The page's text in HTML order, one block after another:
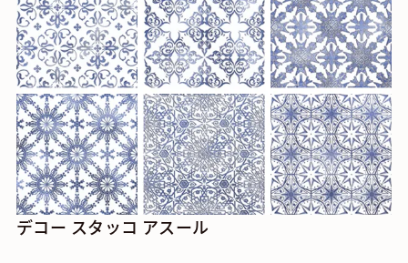
デコー スタッコ アスール